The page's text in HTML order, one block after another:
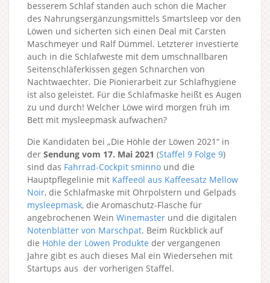
besserem Schlaf standen auch schon die Macher
des Nahrungsergänzungsmittels Smartsleep vor den
Löwen und sicherten sich einen Deal mit Carsten
Maschmeyer und Ralf Dümmel. Letzterer investierte
auch in die Schlafweste mit dem umschnallbaren
Seitenschläferkissen gegen Schnarchen von
Nachtwaechter. Die Pionierarbeit zur Schlafhygiene
ist also geleistet. Für die Schlafmaske heißt es Augen
zu und durch! Welcher Löwe wird morgen früh im
Bett mit mysleepmask aufwachen?
Die Kandidaten bei „Die Höhle der Löwen 2021“ in
der Sendung vom 17. Mai 2021 (Staffel 9 Folge 9)
sind das Fahrrad-Cockpit sminno und die
Hauptpflegelinie mit Kaffeeöl aus Kaffeesatz Mellow
Noir, die Schlafmaske mit Ohrpolstern und Gelpads
mysleepmask, die Aromaschutz-Flasche für
angebrochenen Wein Winemaster und die digitalen
Notenblätter von Marschpat. Beim Rückblick auf
die Höhle der Löwen Produkte der vergangenen
Jahre gibt es auch dieses Mal ein Wiedersehen mit
Startups aus der vorherigen Staffel.